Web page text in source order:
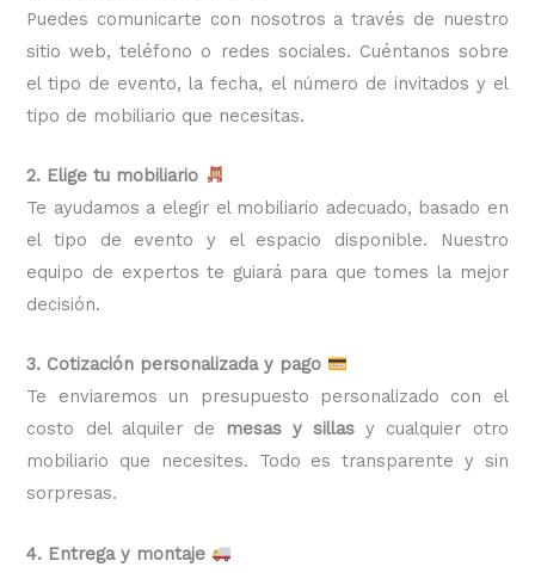
Puedes comunicarte con nosotros a través de nuestro
sitio web, teléfono o redes sociales. Cuéntanos sobre
el tipo de evento, la fecha, el número de invitados y el
tipo de mobiliario que necesitas.
2. Elige tu mobiliario
Te ayudamos a elegir el mobiliario adecuado, basado en
el tipo de evento y el espacio disponible. Nuestro
equipo de expertos te guiará para que tomes la mejor
decisión.
3. Cotización personalizada y pago
Te enviaremos un presupuesto personalizado con el
costo del alquiler de
mesas y sillas y cualquier otro
mobiliario que necesites. Todo es transparente y sin
sorpresas.
4. Entrega y montaje